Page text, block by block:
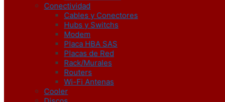
Conectividad
Cables y Conectores
Hubs y Switchs
Modem
Placa HBA SAS
Placas de Red
Rack/Murales
Routers
Wi-Fi Antenas
Cooler